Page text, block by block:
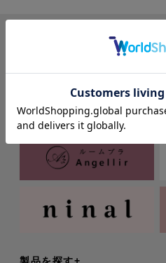
株式会社シーオーメディカル